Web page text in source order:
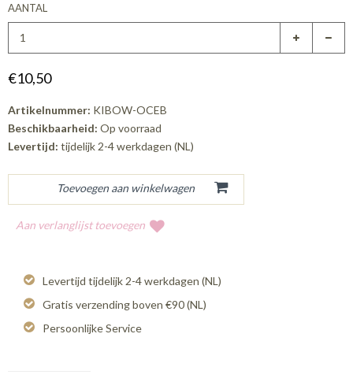
AANTAL
€10,50
Artikelnummer: KIBOW-OCEB
Beschikbaarheid: Op voorraad
Levertijd: tijdelijk 2-4 werkdagen (NL)
Aan verlanglijst toevoegen
Levertijd tijdelijk 2-4 werkdagen (NL)
Gratis verzending boven €90 (NL)
Persoonlijke Service